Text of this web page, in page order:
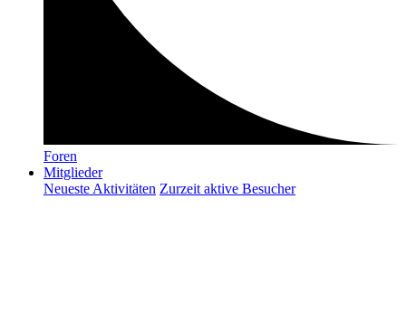
Foren
Mitglieder
Neueste Aktivitäten Zurzeit aktive Besucher